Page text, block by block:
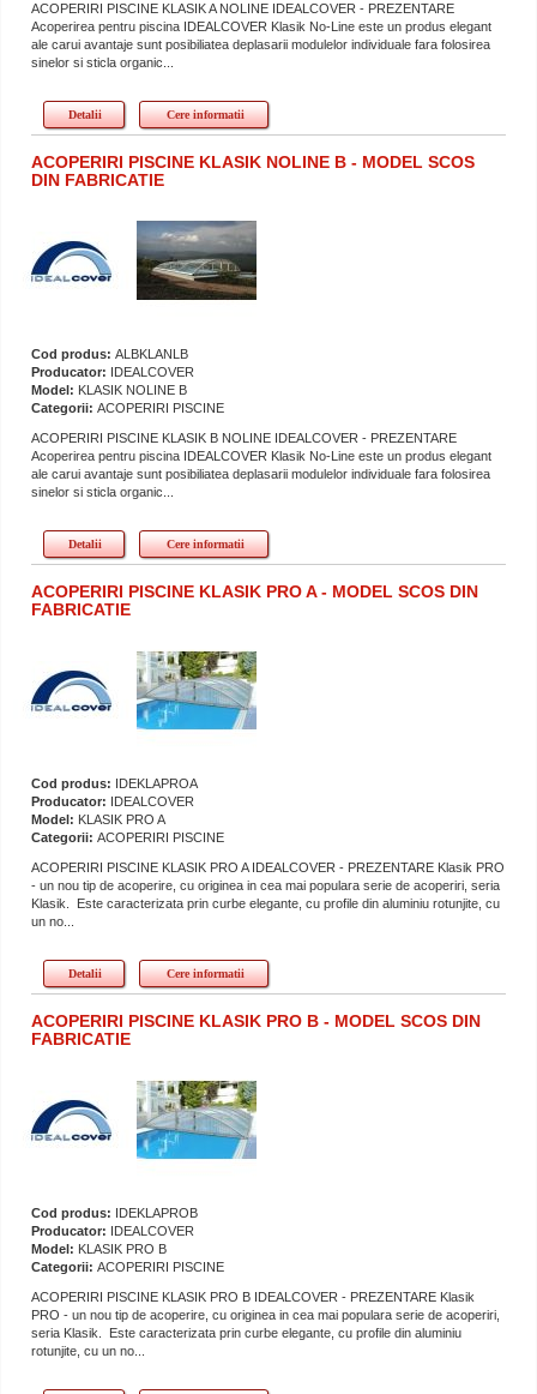
ACOPERIRI PISCINE KLASIK A NOLINE IDEALCOVER - PREZENTARE
Acoperirea pentru piscina IDEALCOVER Klasik No-Line este un produs elegant
ale carui avantaje sunt posibiliatea deplasarii modulelor individuale fara folosirea
sinelor si sticla organic...
Detalii Cere informatii
ACOPERIRI PISCINE KLASIK NOLINE B - MODEL SCOS
DIN FABRICATIE
Cod produs: ALBKLANLB
Producator: IDEALCOVER
Model: KLASIK NOLINE B
Categorii: ACOPERIRI PISCINE
ACOPERIRI PISCINE KLASIK B NOLINE IDEALCOVER - PREZENTARE
Acoperirea pentru piscina IDEALCOVER Klasik No-Line este un produs elegant
ale carui avantaje sunt posibiliatea deplasarii modulelor individuale fara folosirea
sinelor si sticla organic...
Detalii Cere informatii
ACOPERIRI PISCINE KLASIK PRO A - MODEL SCOS DIN
FABRICATIE
Cod produs: IDEKLAPROA
Producator: IDEALCOVER
Model: KLASIK PRO A
Categorii: ACOPERIRI PISCINE
ACOPERIRI PISCINE KLASIK PRO A IDEALCOVER - PREZENTARE Klasik PRO
- un nou tip de acoperire, cu originea in cea mai populara serie de acoperiri, seria
Klasik. Este caracterizata prin curbe elegante, cu profile din aluminiu rotunjite, cu
un no...
Detalii Cere informatii
ACOPERIRI PISCINE KLASIK PRO B - MODEL SCOS DIN
FABRICATIE
Cod produs: IDEKLAPROB
Producator: IDEALCOVER
Model: KLASIK PRO B
Categorii: ACOPERIRI PISCINE
ACOPERIRI PISCINE KLASIK PRO B IDEALCOVER - PREZENTARE Klasik
PRO - un nou tip de acoperire, cu originea in cea mai populara serie de acoperiri,
seria Klasik. Este caracterizata prin curbe elegante, cu profile din aluminiu
rotunjite, cu un no...